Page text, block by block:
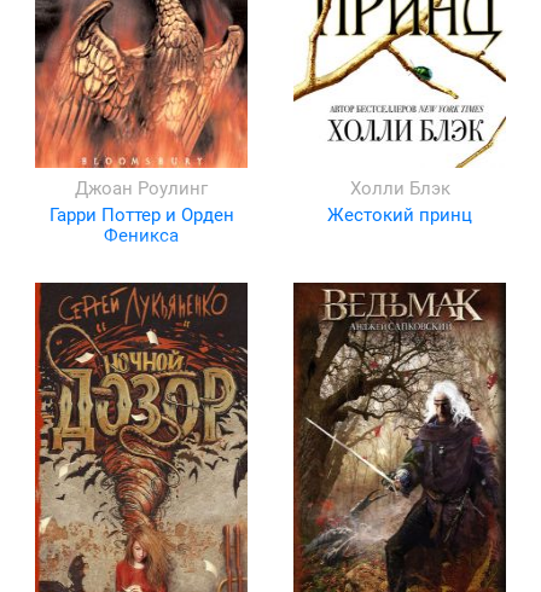
Джоан Роулинг
Гарри Поттер и Орден
Феникса
Холли Блэк
Жестокий принц